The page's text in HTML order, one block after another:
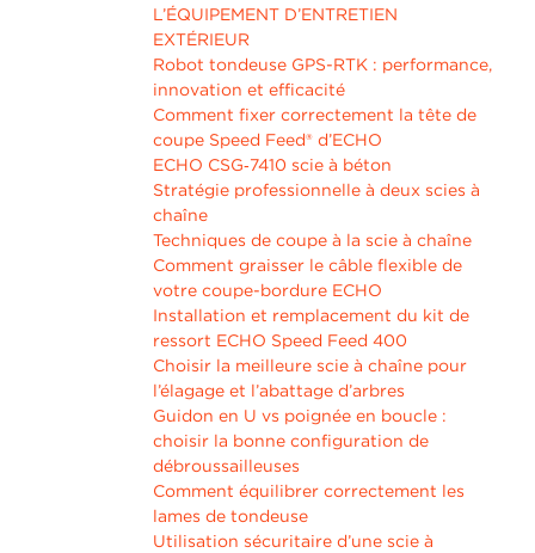
L’ÉQUIPEMENT D’ENTRETIEN
EXTÉRIEUR
Robot tondeuse GPS-RTK : performance,
innovation et efficacité
Comment fixer correctement la tête de
coupe Speed Feed® d’ECHO
ECHO CSG‑7410 scie à béton
Stratégie professionnelle à deux scies à
chaîne
Techniques de coupe à la scie à chaîne
Comment graisser le câble flexible de
votre coupe-bordure ECHO
Installation et remplacement du kit de
ressort ECHO Speed Feed 400
Choisir la meilleure scie à chaîne pour
l’élagage et l’abattage d’arbres
Guidon en U vs poignée en boucle :
choisir la bonne configuration de
débroussailleuses
Comment équilibrer correctement les
lames de tondeuse
Utilisation sécuritaire d’une scie à